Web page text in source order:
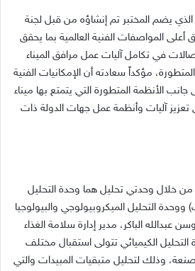
الذي يضم المختبر تم إنشاؤه من قبل لجنة
المواصفات الفنية العالمية بما يحقق
في تكامل آليات عمل مرافق الميناء
مؤكداً سعادته أن الإمكانيات الفنية
جانب الأنظمة المتطورة التي يتمتع بها ميناء
آليات وأنظمة عمل جهات الدولة ذات
من خلال وحدتي تحليل هما وحدة التحليل
ووحدة التحليل الميكروبيولوجي والبيولوجيا
عبدالله الباكر، مدير إدارة سلامة الغذاء
التحليل الكيميائي تتولى استقبال مختلف
وذلك لتحليل متبقيات المبيدات والتي